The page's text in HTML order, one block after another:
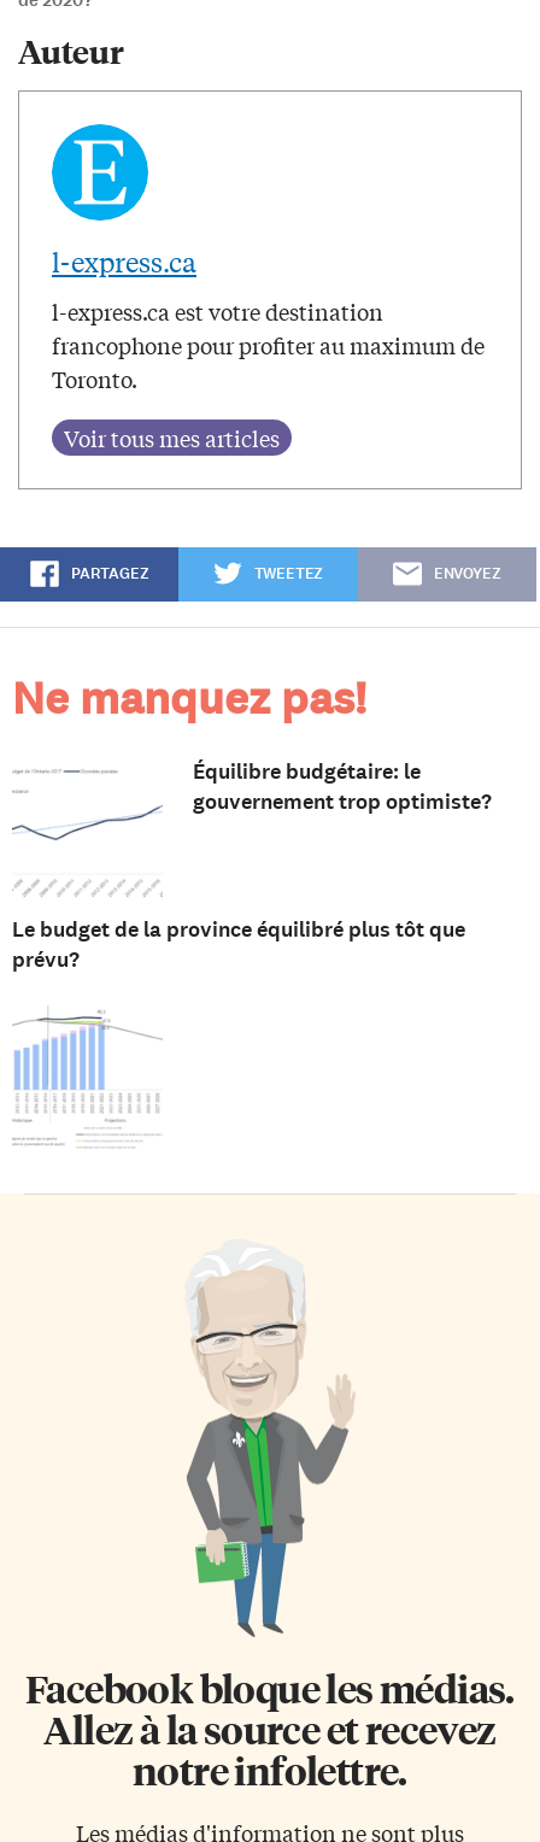
Auteur
l-express.ca
l-express.ca est votre destination
francophone pour profiter au maximum de
Toronto.
PARTAGEZ TWEETEZ ENVOYEZ
Ne manquez pas!
Équilibre budgétaire: le
gouvernement trop optimiste?
Le budget de la province équilibré plus tôt que
prévu?
Facebook bloque les médias.
Allez à la source et recevez
notre infolettre.
Les médias d'information ne sont plus